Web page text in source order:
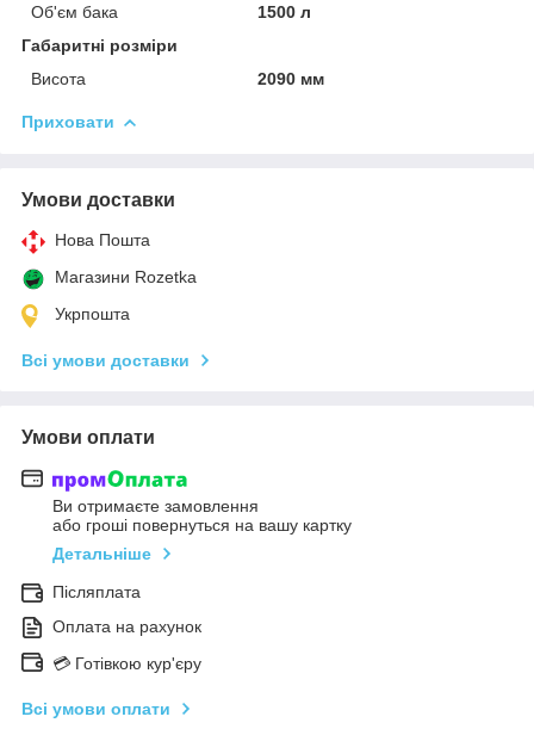
Об'єм бака
1500 л
Габаритні розміри
Висота
2090 мм
Приховати
Умови доставки
Нова Пошта
Магазини Rozetka
Укрпошта
Всі умови доставки
Умови оплати
Ви отримаєте замовлення
або гроші повернуться на вашу картку
Детальніше
Післяплата
Оплата на рахунок
💳 Готівкою кур'єру
Всі умови оплати